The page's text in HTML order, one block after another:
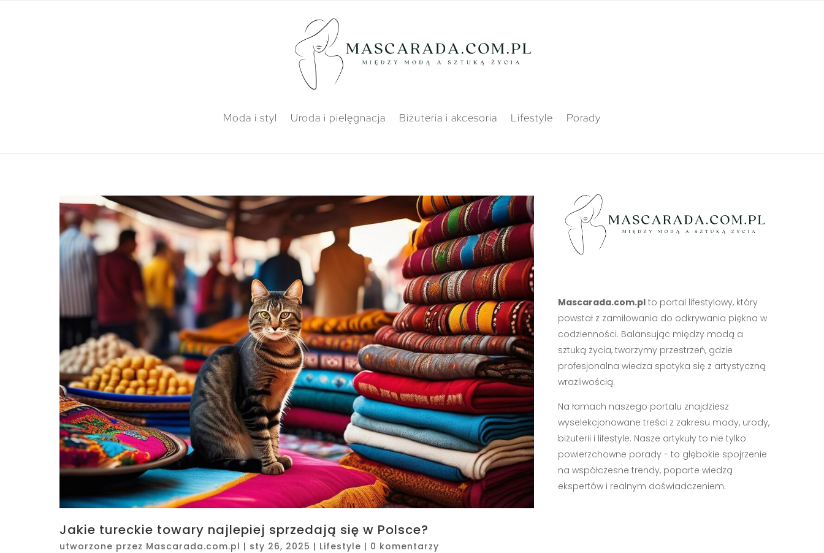
Moda i styl Uroda i pielęgnacja Biżuteria i akcesoria Lifestyle Porady
Jakie tureckie towary najlepiej sprzedają się w Polsce?
utworzone przez Mascarada.com.pl | sty 26, 2025 | Lifestyle | 0 komentarzy
Mascarada.com.plto portal lifestylowy, który
powstał z zamiłowania do odkrywania piękna w
codzienności. Balansując między modą a
sztuką życia, tworzymy przestrzeń, gdzie
profesjonalna wiedza spotyka się z artystyczną
wrażliwością.
Na łamach naszego portalu znajdziesz
wyselekcjonowane treści z zakresu mody, urody,
biżuterii i lifestyle. Nasze artykuły to nie tylko
powierzchowne porady - to głębokie spojrzenie
na współczesne trendy, poparte wiedzą
ekspertów i realnym doświadczeniem.